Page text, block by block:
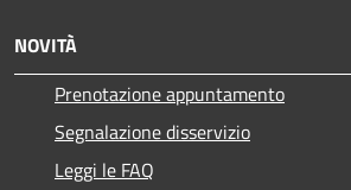
NOVITÀ
Prenotazione appuntamento
Segnalazione disservizio
Leggi le FAQ